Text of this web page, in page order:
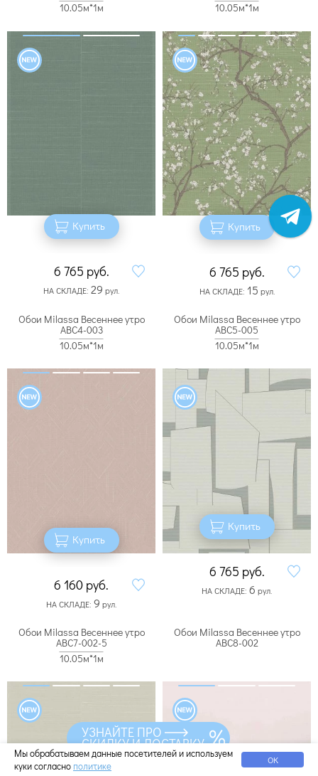
10.05м*1м
Купить
6 765 руб.
НА СКЛАДЕ: 29 рул.
10.05м*1м
Купить
6 765 руб.
НА СКЛАДЕ: 15 рул.
Обои Milassa Весеннее утро
ABC4-003
10.05м*1м
Купить
6 160 руб.
НА СКЛАДЕ: 9 рул.
Обои Milassa Весеннее утро
ABC5-005
10.05м*1м
Купить
6 765 руб.
НА СКЛАДЕ: 6 рул.
Обои Milassa Весеннее утро
ABC7-002-5
10.05м*1м
Обои Milassa Весеннее утро
ABC8-002
Мы обрабатываем данные посетителей и используем
куки согласно политике ОК
УЗНАЙТЕ ПРО
СКИДКУ И ДОСТАВКУ